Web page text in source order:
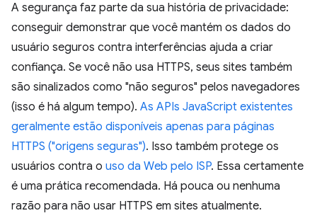
A segurança faz parte da sua história de privacidade:
conseguir demonstrar que você mantém os dados do
usuário seguros contra interferências ajuda a criar
confiança. Se você não usa HTTPS, seus sites também
são sinalizados como "não seguros" pelos navegadores
(isso é há algum tempo). As APIs JavaScript existentes
geralmente estão disponíveis apenas para páginas
HTTPS ("origens seguras"). Isso também protege os
usuários contra o uso da Web pelo ISP. Essa certamente
é uma prática recomendada. Há pouca ou nenhuma
razão para não usar HTTPS em sites atualmente.